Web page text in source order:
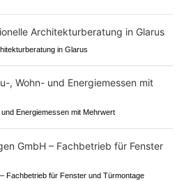
in Glarus
Energiemessen mit Mehrwert
Fachbetrieb für Fenster und Türmontage